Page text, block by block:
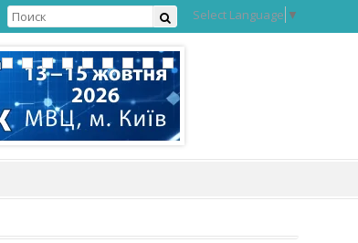
Select Language ▼